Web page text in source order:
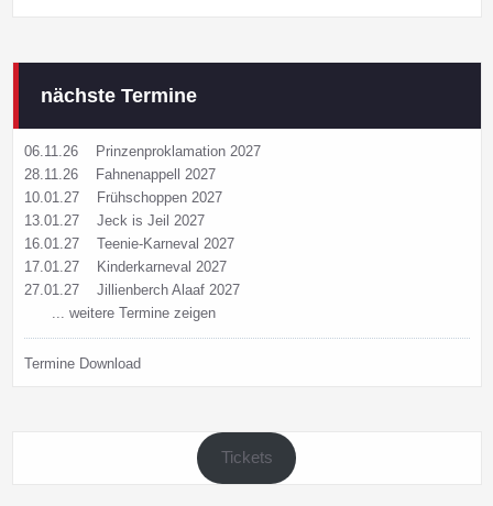
nächste Termine
06.11.26
Prinzenproklamation 2027
28.11.26
Fahnenappell 2027
10.01.27
Frühschoppen 2027
13.01.27 Jeck is Jeil 2027
16.01.27 Teenie-Karneval 2027
17.01.27
Kinderkarneval 2027
27.01.27 Jillienberch Alaaf 2027
... weitere Termine zeigen
Termine Download
Tickets